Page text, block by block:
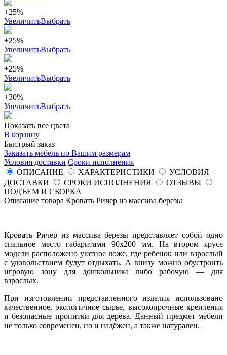
+25%
УвеличитьВыбрать
+25%
УвеличитьВыбрать
+25%
УвеличитьВыбрать
+30%
УвеличитьВыбрать
Показать все цвета
В корзину
Быстрый заказ
Заказать мебель по Вашим размерам
Условия доставки Сроки исполнения
ОПИСАНИЕ
ХАРАКТЕРИСТИКИ
УСЛОВИЯ
ДОСТАВКИ
СРОКИ ИСПОЛНЕНИЯ
ОТЗЫВЫ
ПОДЪЕМ И СБОРКА
Описание товара Кровать Ричер из массива березы
Кровать Ричер из массива березы представляет собой одно
спальное место габаритами 90х200 мм. На втором ярусе
модели расположено уютное ложе, где ребенок или взрослый
с удовольствием будут отдыхать. А внизу можно обустроить
игровую зону для дошкольника либо рабочую — для
взрослых.
При изготовлении представленного изделия использовано
качественное, экологичное сырье, высокопрочные крепления
и безопасные пропитки для дерева. Данный предмет мебели
не только современен, но и надёжен, а также натурален.